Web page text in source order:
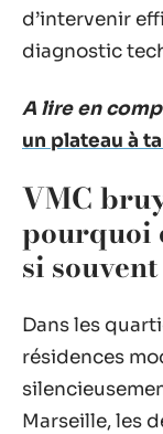
d’intervenir
diagnostic
A lire en
un plateau à
VMC
pourquoi
si
Dans les
résidences
Marseille, les